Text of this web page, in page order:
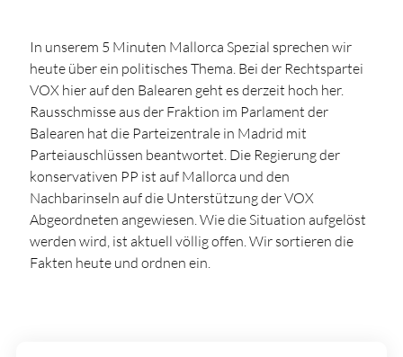
In unserem 5 Minuten Mallorca Spezial sprechen wir
heute über ein politisches Thema. Bei der Rechtspartei
VOX hier auf den Balearen geht es derzeit hoch her.
Rausschmisse aus der Fraktion im Parlament der
Balearen hat die Parteizentrale in Madrid mit
Parteiauschlüssen beantwortet. Die Regierung der
konservativen PP ist auf Mallorca und den
Nachbarinseln auf die Unterstützung der VOX
Abgeordneten angewiesen. Wie die Situation aufgelöst
werden wird, ist aktuell völlig offen. Wir sortieren die
Fakten heute und ordnen ein.